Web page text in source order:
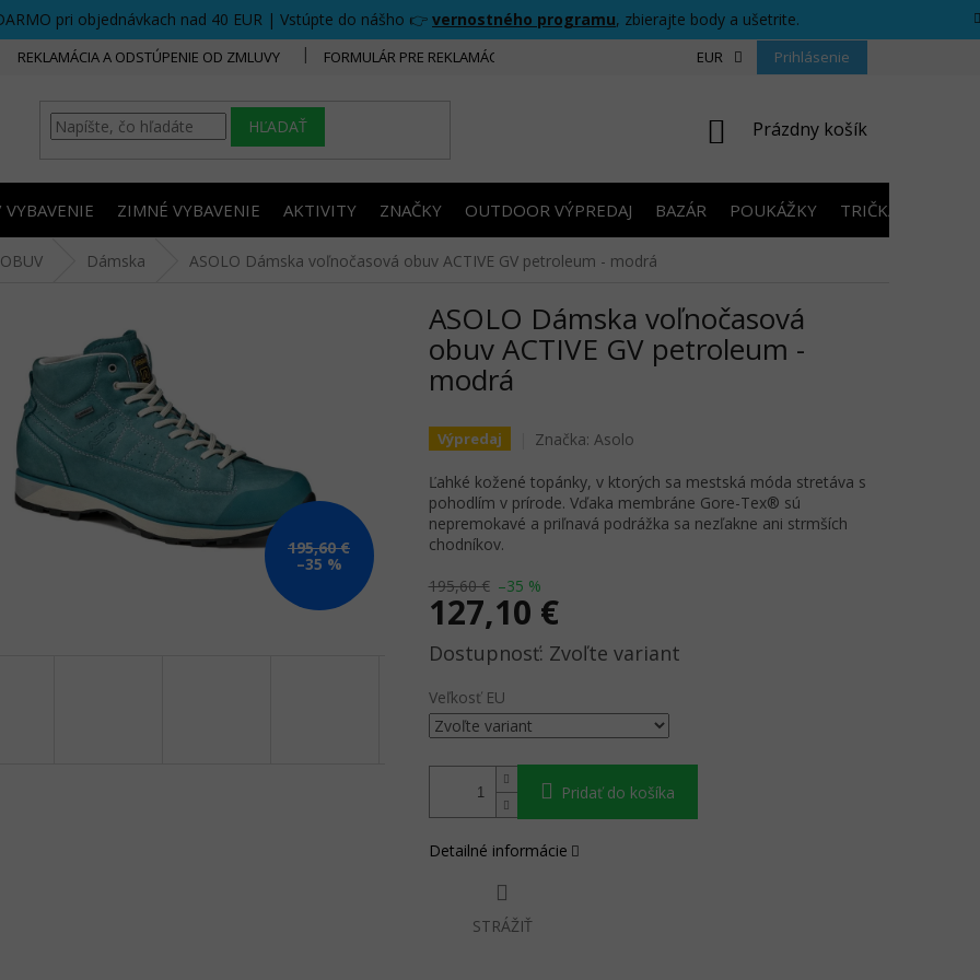
pri objednávkach nad 40 EUR | Vstúpte do nášho 👉 vernostného programu, zbierajte body a ušetrite.
REKLAMÁCIA A ODSTÚPENIE OD ZMLUVY FORMULÁR PRE REKLAMÁCIU FORMULÁR PRE ODSTÚPENIE OD ZMLUVY
EUR Prihlásenie
HĽADAŤ
NÁKUPNÝ
Prázdny košík
ZIMNÉ VYBAVENIE AKTIVITY ZNAČKY OUTDOOR VÝPREDAJ BAZÁR POUKÁŽKY TRIČKÁ S
Dámska ASOLO Dámska voľnočasová obuv ACTIVE GV petroleum - modrá
195,60 €
–35 %
ASOLO Dámska voľnočasová
obuv ACTIVE GV petroleum -
modrá
Výpredaj Značka:Asolo
195,60 € –35 %
127,10 €
Jednotková
Zvoľte variant
Veľkosť EU
Pridať do košíka
Ľahké kožené topánky, v ktorých sa mestská móda stretáva s
pohodlím v prírode. Vďaka membráne Gore-Tex® sú
nepremokavé a priľnavá podrážka sa nezľakne ani strmších
chodníkov.
Detailné informácie
STRÁŽIŤ